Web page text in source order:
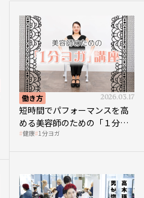
働き方 2026.03.17
短時間でパフォーマンスを高
める美容師のための「１分ヨ
ガ」講座｜実践編
健康 1分ヨガ